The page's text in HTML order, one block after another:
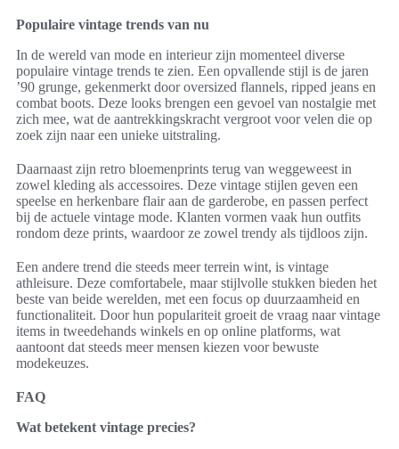
Populaire vintage trends van nu
In de wereld van mode en interieur zijn momenteel diverse
populaire vintage trends te zien. Een opvallende stijl is de jaren
’90 grunge, gekenmerkt door oversized flannels, ripped jeans en
combat boots. Deze looks brengen een gevoel van nostalgie met
zich mee, wat de aantrekkingskracht vergroot voor velen die op
zoek zijn naar een unieke uitstraling.
Daarnaast zijn retro bloemenprints terug van weggeweest in
zowel kleding als accessoires. Deze vintage stijlen geven een
speelse en herkenbare flair aan de garderobe, en passen perfect
bij de actuele vintage mode. Klanten vormen vaak hun outfits
rondom deze prints, waardoor ze zowel trendy als tijdloos zijn.
Een andere trend die steeds meer terrein wint, is vintage
athleisure. Deze comfortabele, maar stijlvolle stukken bieden het
beste van beide werelden, met een focus op duurzaamheid en
functionaliteit. Door hun populariteit groeit de vraag naar vintage
items in tweedehands winkels en op online platforms, wat
aantoont dat steeds meer mensen kiezen voor bewuste
modekeuzes.
FAQ
Wat betekent vintage precies?